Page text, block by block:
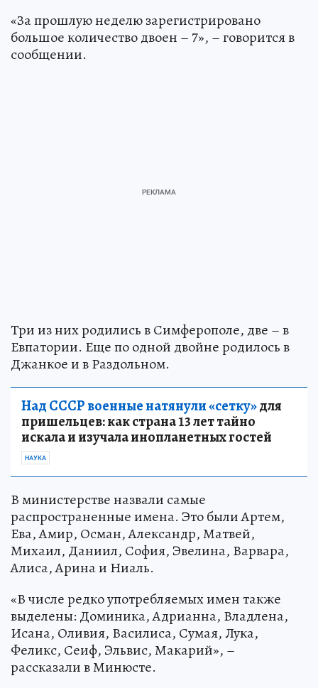
«За прошлую неделю зарегистрировано
большое количество двоен – 7», – говорится в
сообщении.
Три из них родились в Симферополе, две – в
Евпатории. Еще по одной двойне родилось в
Джанкое и в Раздольном.
Над СССР военные натянули «сетку»для
пришельцев: как страна 13 лет тайно
искала и изучала инопланетных гостей
НАУКА
В министерстве назвали самые
распространенные имена. Это были Артем,
Ева, Амир, Осман, Александр, Матвей,
Михаил, Даниил, София, Эвелина, Варвара,
Алиса, Арина и Ниаль.
«В числе редко употребляемых имен также
выделены: Доминика, Адрианна, Владлена,
Исана, Оливия, Василиса, Сумая, Лука,
Феликс, Сеиф, Эльвис, Макарий», –
рассказали в Минюсте.